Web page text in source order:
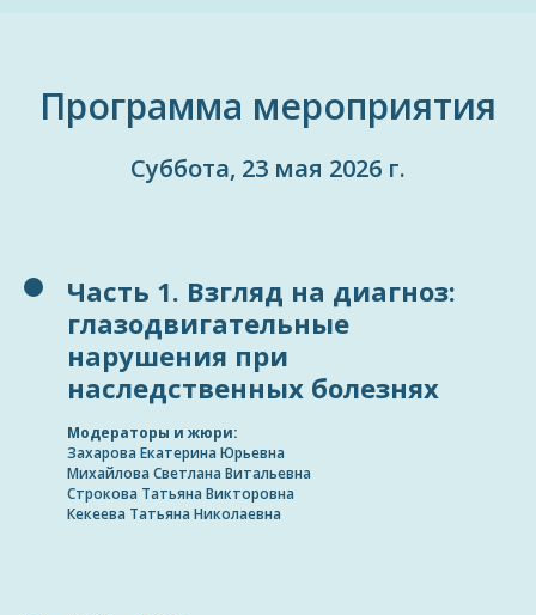
Программа мероприятия
Суббота, 23 мая 2026 г.
Часть 1. Взгляд на диагноз:
глазодвигательные
нарушения при
наследственных болезнях
Модераторы и жюри:
Захарова Екатерина Юрьевна
Михайлова Светлана Витальевна
Строкова Татьяна Викторовна
Кекеева Татьяна Николаевна